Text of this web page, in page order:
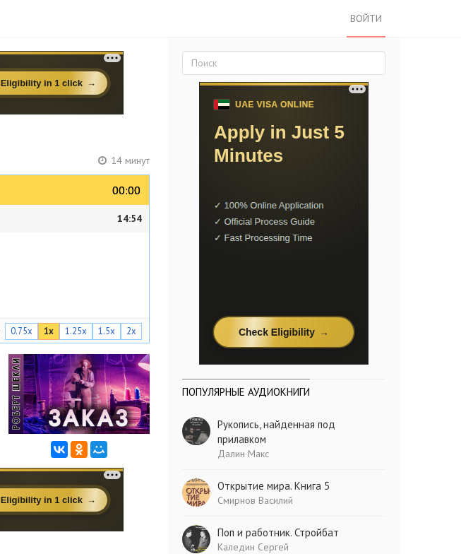
ВОЙТИ
14 минут
00:00
00:00
14:54
0.75x 1x 1.25x 1.5x 2x
ПОПУЛЯРНЫЕ АУДИОКНИГИ
Рукопись, найденная под
прилавком
Далин Макс
Открытие мира. Книга 5
Смирнов Василий
Поп и работник. Стройбат
Каледин Сергей